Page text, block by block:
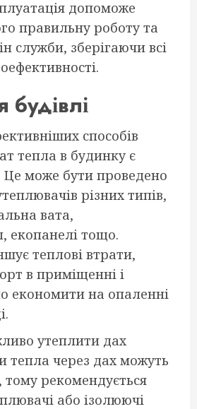
допоможе
правильну роботу та
служби, зберігаючи всі
будівлі
способів
тепла в будинку є
Це може бути проведено
різних типів,
вата,
екопанелі тощо.
теплові втрати,
в приміщенні і
економити на опаленні
утеплити дах
тепла через дах можуть
рекомендується
або ізолюючі